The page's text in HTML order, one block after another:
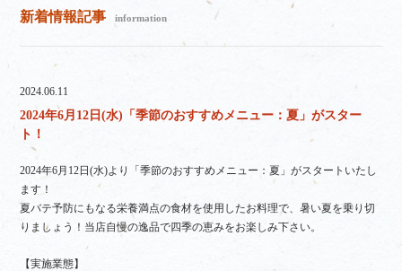
新着情報記事 information
2024.06.11
2024年6月12日(水)「季節のおすすめメニュー：夏」がスター
ト！
2024年6月12日(水)より「季節のおすすめメニュー：夏」がスタートいたし
ます！
夏バテ予防にもなる栄養満点の食材を使用したお料理で、暑い夏を乗り切
りましょう！当店自慢の逸品で四季の恵みをお楽しみ下さい。
【実施業態】